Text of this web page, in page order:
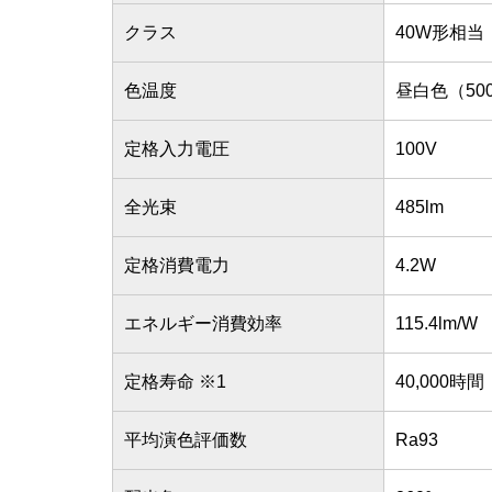
クラス 40W形相当
色温度 昼白色（
定格入力電圧 100V
全光束 485lm
定格消費電力 4.2W
エネルギー消費効率 115.4lm/W
定格寿命 ※1 40,000時間
平均演色評価数 Ra93